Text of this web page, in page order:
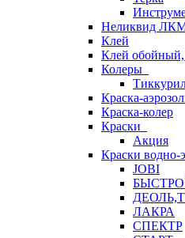
Неликвид
Клей
Клей
Колеры
Краска-
Краска-колер
Краски
Акция
Краски водно-
JOBI
ЛАКРА
СПЕКТР